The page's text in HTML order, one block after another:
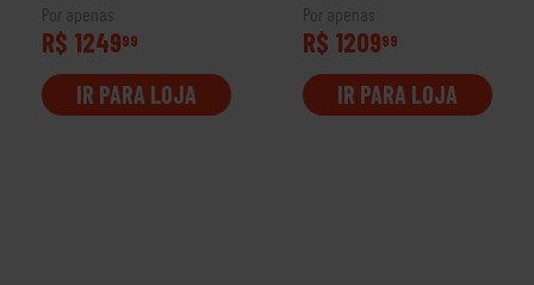
Por apenas
R$ 124999
IR PARA LOJA
Por apenas
R$ 120999
IR PARA LOJA